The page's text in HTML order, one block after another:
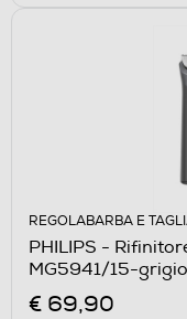
REGOLABARBA E
PHILIPS -
MG5941/15-
€ 69,90